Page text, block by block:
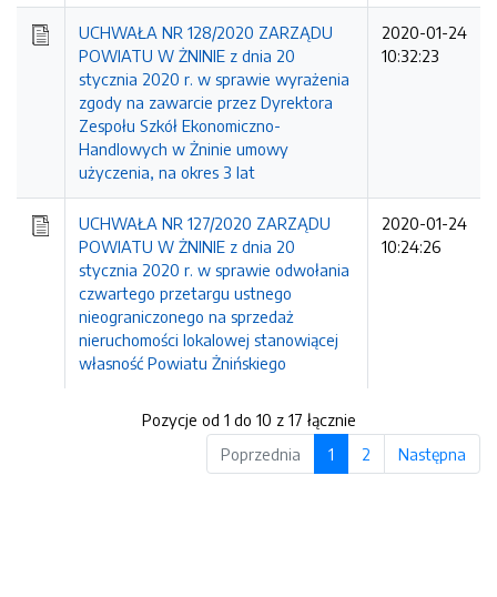
UCHWAŁA NR 128/2020 ZARZĄDU
POWIATU W ŻNINIE z dnia 20
stycznia 2020 r. w sprawie wyrażenia
zgody na zawarcie przez Dyrektora
Zespołu Szkół Ekonomiczno-
Handlowych w Żninie umowy
użyczenia, na okres 3 lat
2020-01-24
10:32:23
UCHWAŁA NR 127/2020 ZARZĄDU
POWIATU W ŻNINIE z dnia 20
stycznia 2020 r. w sprawie odwołania
czwartego przetargu ustnego
nieograniczonego na sprzedaż
nieruchomości lokalowej stanowiącej
własność Powiatu Żnińskiego
2020-01-24
10:24:26
Pozycje od 1 do 10 z 17 łącznie
Poprzednia
1 2 Następna